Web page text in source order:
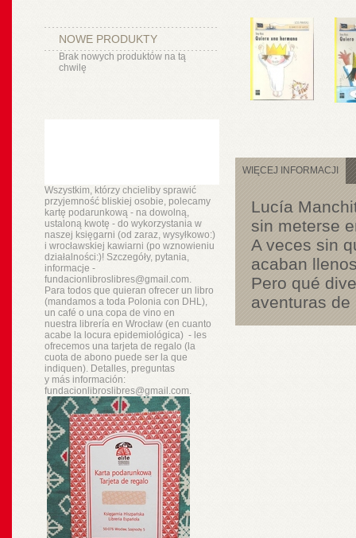
NOWE PRODUKTY
Brak nowych produktów na tą
chwilę
Wszystkim, którzy chcieliby sprawić
przyjemność bliskiej osobie, polecamy
kartę podarunkową - na dowolną,
ustaloną kwotę - do wykorzystania w
naszej księgarni (od zaraz, wysyłkowo:)
i wrocławskiej kawiarni (po wznowieniu
działalności:)! Szczegóły, pytania,
informacje -
fundacionlibroslibres@gmail.com.
Para todos que quieran ofrecer un libro
(mandamos a toda Polonia con DHL),
un café o una copa de vino en
nuestra libreríaen Wrocław (en cuanto
acabe la locura epidemiológica) - les
ofrecemos una tarjeta de regalo (la
cuota de abono puede ser la que
indiquen). Detalles, preguntas
y másinformación:
fundacionlibroslibres@gmail.com.
WIĘCEJ INFORMACJI
Lucía
sin meterse
A veces sin
acaban
Pero qué
aventuras